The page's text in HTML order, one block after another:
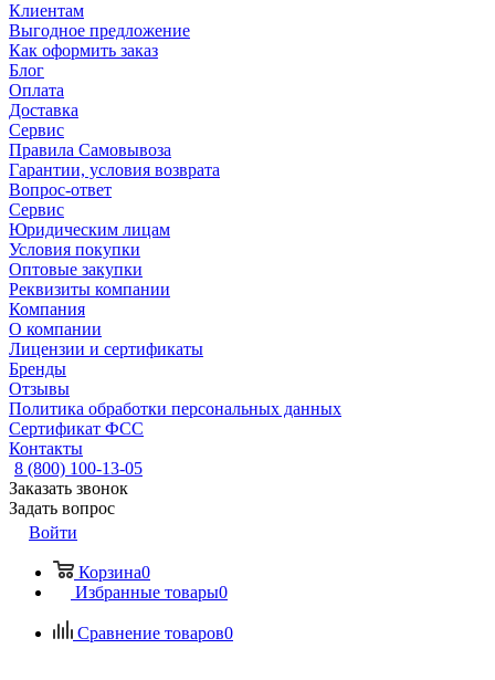
Клиентам
Выгодное предложение
Как оформить заказ
Блог
Оплата
Доставка
Сервис
Правила Самовывоза
Гарантии, условия возврата
Вопрос-ответ
Сервис
Юридическим лицам
Условия покупки
Оптовые закупки
Реквизиты компании
Компания
О компании
Лицензии и сертификаты
Бренды
Отзывы
Политика обработки персональных данных
Сертификат ФСС
Контакты
8 (800) 100-13-05
Заказать звонок
Задать вопрос
Войти
Корзина0
Избранные товары0
Сравнение товаров0